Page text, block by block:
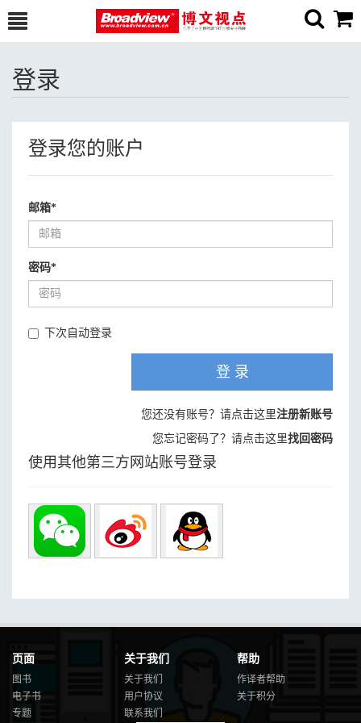
登录
登录您的账户
邮箱*
密码*
下次自动登录
登 录
您还没有账号？请点击这里注册新账号
您忘记密码了？请点击这里找回密码
使用其他第三方网站账号登录
页面
图书
电子书
专题
关于我们
关于我们
用户协议
联系我们
帮助
作译者帮助
关于积分